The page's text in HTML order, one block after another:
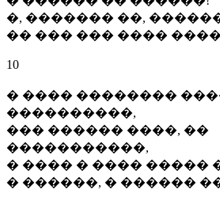
�, ������� ��,
�� ��� ��� ����
10
� ���� ��������
����������,
��� ������ ����, ��
�����������,
� ���� � ���� �����
� ������, � ������